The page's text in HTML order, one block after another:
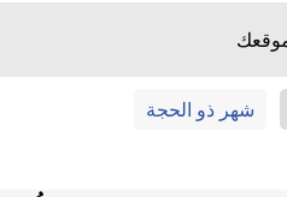
شهر ذو الحجة